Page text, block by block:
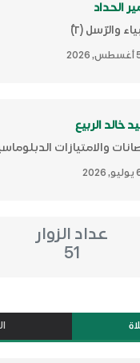
الحداد
والرّسل (٢)ّ
2026
خالد الربيع
والامتيازات
2026
عداد الزوار
51